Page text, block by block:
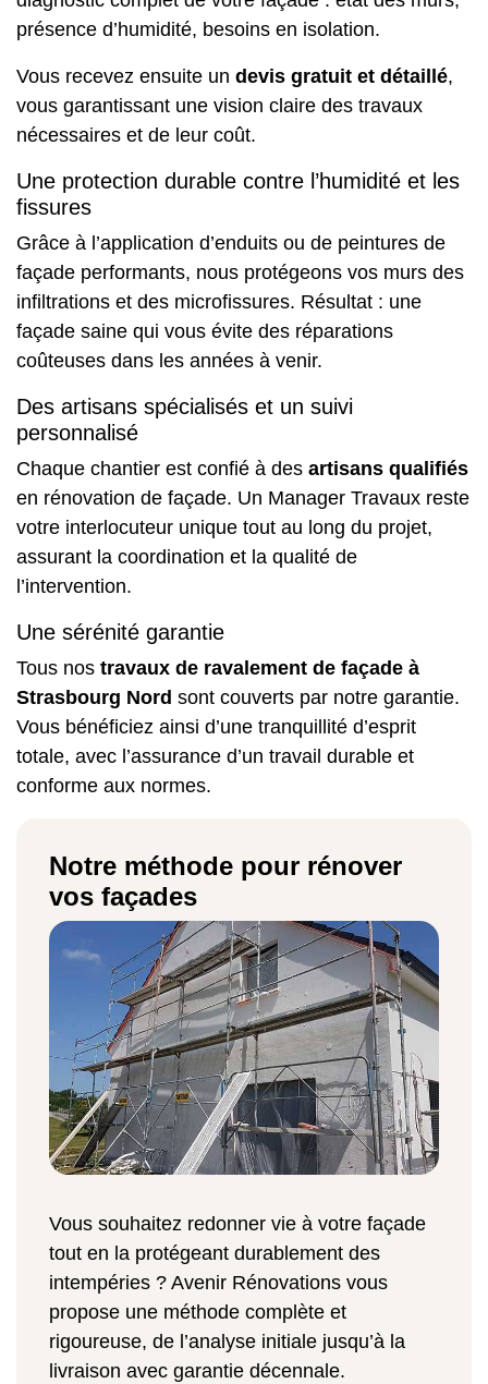
présence d’humidité, besoins en isolation.
Vous recevez ensuite un devis gratuit et détaillé,
vous garantissant une vision claire des travaux
nécessaires et de leur coût.
Une protection durable contre l’humidité et les
fissures
Grâce à l’application d’enduits ou de peintures de
façade performants, nous protégeons vos murs des
infiltrations et des microfissures. Résultat : une
façade saine qui vous évite des réparations
coûteuses dans les années à venir.
Des artisans spécialisés et un suivi
personnalisé
Chaque chantier est confié à des artisans qualifiés
en rénovation de façade. Un Manager Travaux reste
votre interlocuteur unique tout au long du projet,
assurant la coordination et la qualité de
l’intervention.
Une sérénité garantie
Tous nos travaux de ravalement de façade à
Strasbourg Nord sont couverts par notre garantie.
Vous bénéficiez ainsi d’une tranquillité d’esprit
totale, avec l’assurance d’un travail durable et
conforme aux normes.
Notre méthode pour rénover
vos façades
Vous souhaitez redonner vie à votre façade
tout en la protégeant durablement des
intempéries ? Avenir Rénovations vous
propose une méthode complète et
rigoureuse, de l’analyse initiale jusqu’à la
livraison avec garantie décennale.